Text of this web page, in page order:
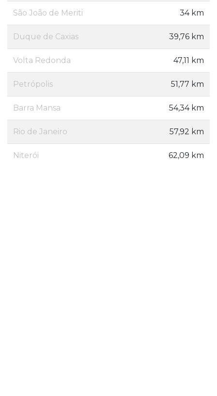
São João de Meriti 34 km
Duque de Caxias 39,76 km
Volta Redonda 47,11 km
Petrópolis 51,77 km
Barra Mansa 54,34 km
Rio de Janeiro 57,92 km
Niterói 62,09 km